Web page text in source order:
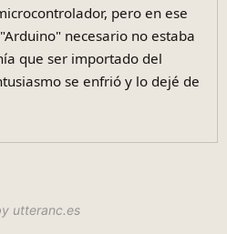
pero en ese
necesario no estaba
que ser importado del
se enfrió y lo dejé de